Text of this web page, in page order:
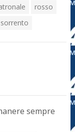
rosso
sorrento
sempre